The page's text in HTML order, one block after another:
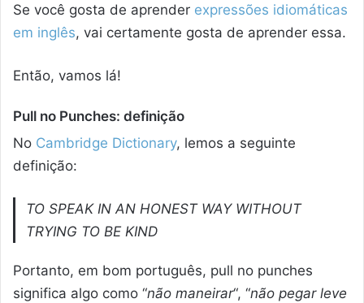
Se você gosta de aprender expressões idiomáticas
em inglês, vai certamente gosta de aprender essa.
Então, vamos lá!
Pull no Punches: definição
No Cambridge Dictionary, lemos a seguinte
definição:
TO SPEAK IN AN HONEST WAY WITHOUT
TRYING TO BE KIND
Portanto, em bom português, pull no punches
significa algo como “não maneirar“, “não pegar leve